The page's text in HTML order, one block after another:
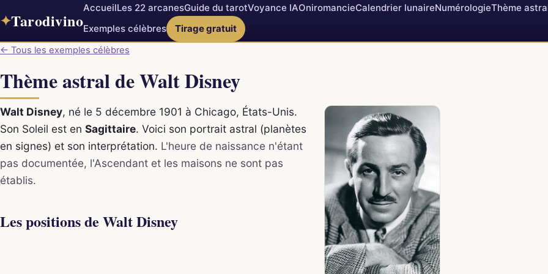
✦Tarodivino
AccueilLes 22 arcanesGuide du tarotVoyance IAOniromancieCalendrier lunaireNumérologieThème
Exemples célèbres
Tirage gratuit
← Tous les exemples célèbres
Thème astral de Walt Disney
Walt Disney, né le 5 décembre 1901 à Chicago, États-Unis.
Son Soleil est en Sagittaire. Voici son portrait astral (planètes
en signes) et son interprétation. L'heure de naissance n'étant
pas documentée, l'Ascendant et les maisons ne sont pas
établis.
Les positions de Walt Disney